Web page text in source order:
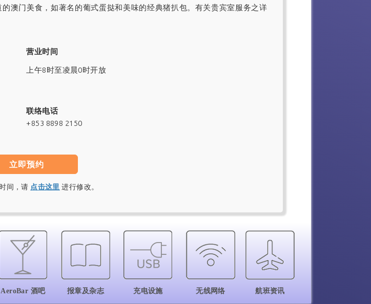
澳门美食，如著名的葡式蛋挞和美味的经典猪扒包。有关贵宾室服务之详
营业时间
上午8时至凌晨0时开放
联络电话
+853 8898 2150
立即预约
间，请 点击这里 进行修改。
AeroBar 酒吧 报章及杂志 充电设施 无线网络 航班资讯